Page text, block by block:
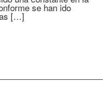
se han ido
[…]